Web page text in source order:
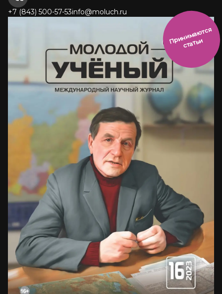
+7 (843) 500-57-53info@moluch.ru
П
р
и
н
и
м
а
ют
с
я
ст
ать
и